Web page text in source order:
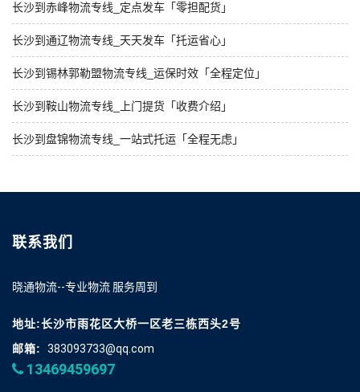
长沙到赤峰物流专线_定点发车「零担配货」
长沙到通辽物流专线_天天发车「托运省心」
长沙到锡林郭勒盟物流专线_运保时效「全程定位」
长沙到鞍山物流专线_上门提货「收费介绍」
长沙到盘锦物流专线_一站式托运「全程无虑」
联系我们
晓通物流--专业物流 服务周到
地址:长沙市雨花区大桥一区老三栋西头2号
邮箱:
383093733@qq.com
13469459697